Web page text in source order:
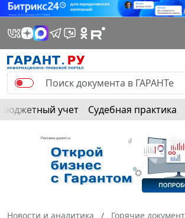
Бюджетный учет Судебная практика
Новости и аналитика
Горячие